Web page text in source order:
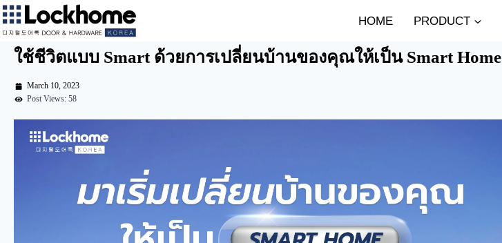
HOME PRODUCT
ใช้ชีวิตแบบ Smart ด้วยการเปลี่ยนบ้านของคุณให้เป็น Smart Home
March 10, 2023
Post Views: 58